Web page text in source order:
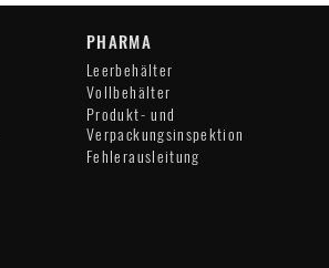
PHARMA
Leerbehälter
Vollbehälter
Produkt- und
Verpackungsinspektion
Fehlerausleitung